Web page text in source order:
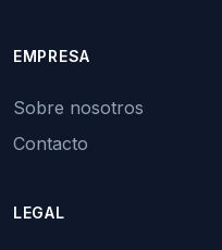
EMPRESA
Sobre nosotros
Contacto
LEGAL